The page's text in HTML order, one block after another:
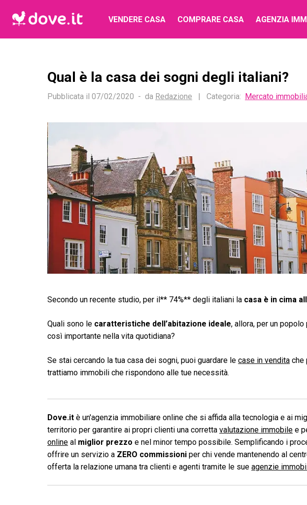
VENDERE CASA COMPRARE CASA AGENZIA
Qual è la casa dei sogni degli italiani?
Pubblicata il 07/02/2020 da Redazione | Categoria: Mercato
Secondo un recente studio, per il** 74%** degli italiani la casa è in cima
Quali sono le caratteristiche dell’abitazione ideale, allora, per un
così importante nella vita quotidiana?
Se stai cercando la tua casa dei sogni, puoi guardare le case in vendita che
trattiamo immobili che rispondono alle tue necessità.
Dove.it è un'agenzia immobiliare online che si affida alla tecnologia e ai
territorio per garantire ai propri clienti una corretta valutazione immobile e
online al miglior prezzo e nel minor tempo possibile. Semplificando i
offrire un servizio a ZERO commissioni per chi vende mantenendo al
offerta la relazione umana tra clienti e agenti tramite le sue agenzie